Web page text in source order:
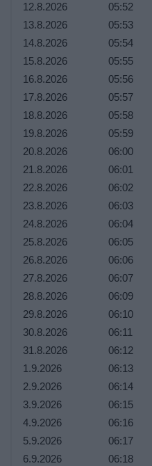
12.8.2026
05:52
13.8.2026
05:53
14.8.2026
05:54
15.8.2026
05:55
16.8.2026
05:56
17.8.2026
05:57
18.8.2026
05:58
19.8.2026
05:59
20.8.2026
06:00
21.8.2026
06:01
22.8.2026
06:02
23.8.2026
06:03
24.8.2026
06:04
25.8.2026
06:05
26.8.2026
06:06
27.8.2026
06:07
28.8.2026
06:09
29.8.2026
06:10
30.8.2026
06:11
31.8.2026
06:12
1.9.2026
06:13
2.9.2026
06:14
3.9.2026
06:15
4.9.2026
06:16
5.9.2026
06:17
6.9.2026
06:18